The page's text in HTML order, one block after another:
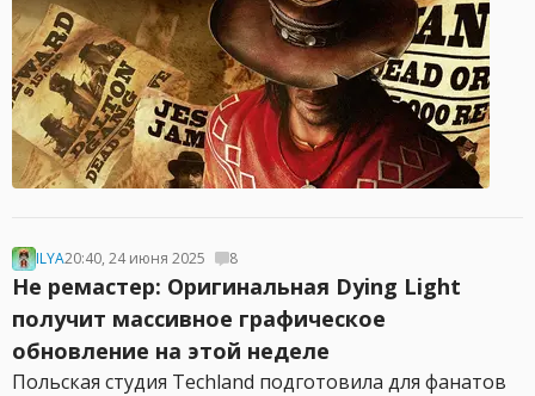
ILYA20:40, 24 июня 2025 8
Не ремастер: Оригинальная Dying Light
получит массивное графическое
обновление на этой неделе
Польская студия Techland подготовила для фанатов